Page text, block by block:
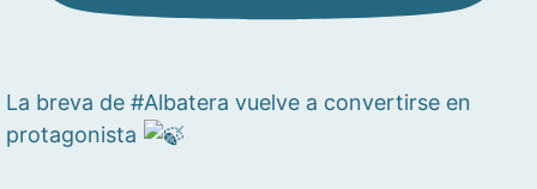
La breva de #Albatera vuelve a convertirse en
protagonista